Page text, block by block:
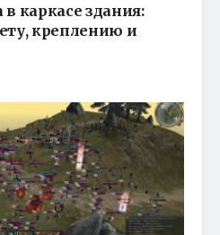
каркасе здания:
креплению и